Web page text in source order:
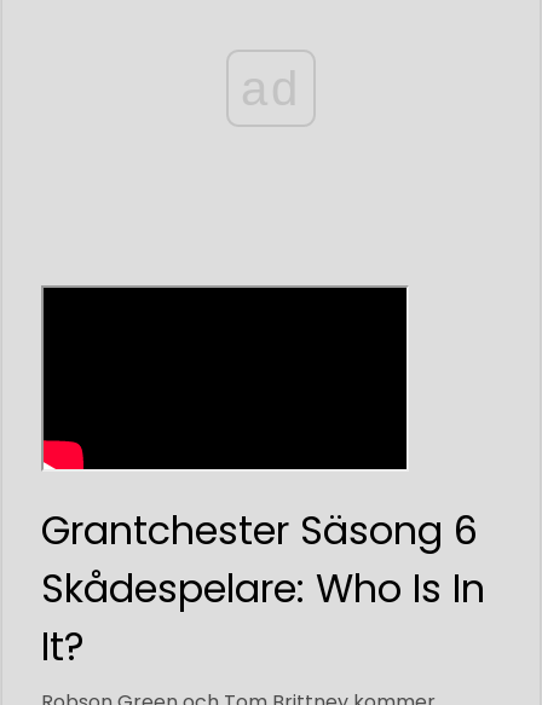
ad
Grantchester Säsong 6
Skådespelare: Who Is In
It?